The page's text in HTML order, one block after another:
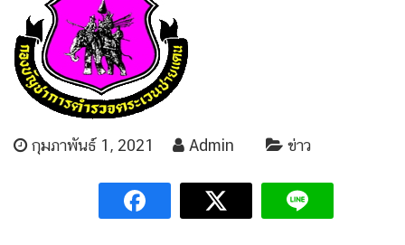
กุมภาพันธ์ 1, 2021 Admin ข่าว